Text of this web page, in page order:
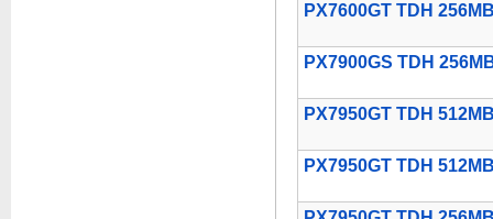
PX7600GT TDH
PX7900GS TDH
PX7950GT TDH
PX7950GT TDH